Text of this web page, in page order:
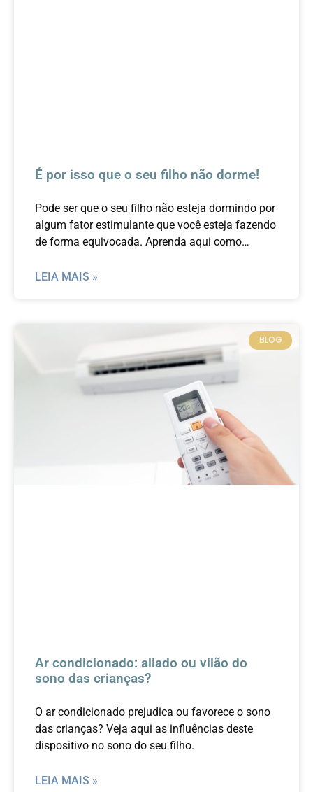
É por isso que o seu filho não dorme!
Pode ser que o seu filho não esteja dormindo por
algum fator estimulante que você esteja fazendo
de forma equivocada. Aprenda aqui como
o seu filho.
LEIA MAIS »
BLOG
Ar condicionado: aliado ou vilão do
sono das crianças?
O ar condicionado prejudica ou favorece o sono
das crianças? Veja aqui as influências deste
dispositivo no sono do seu filho.
LEIA MAIS »